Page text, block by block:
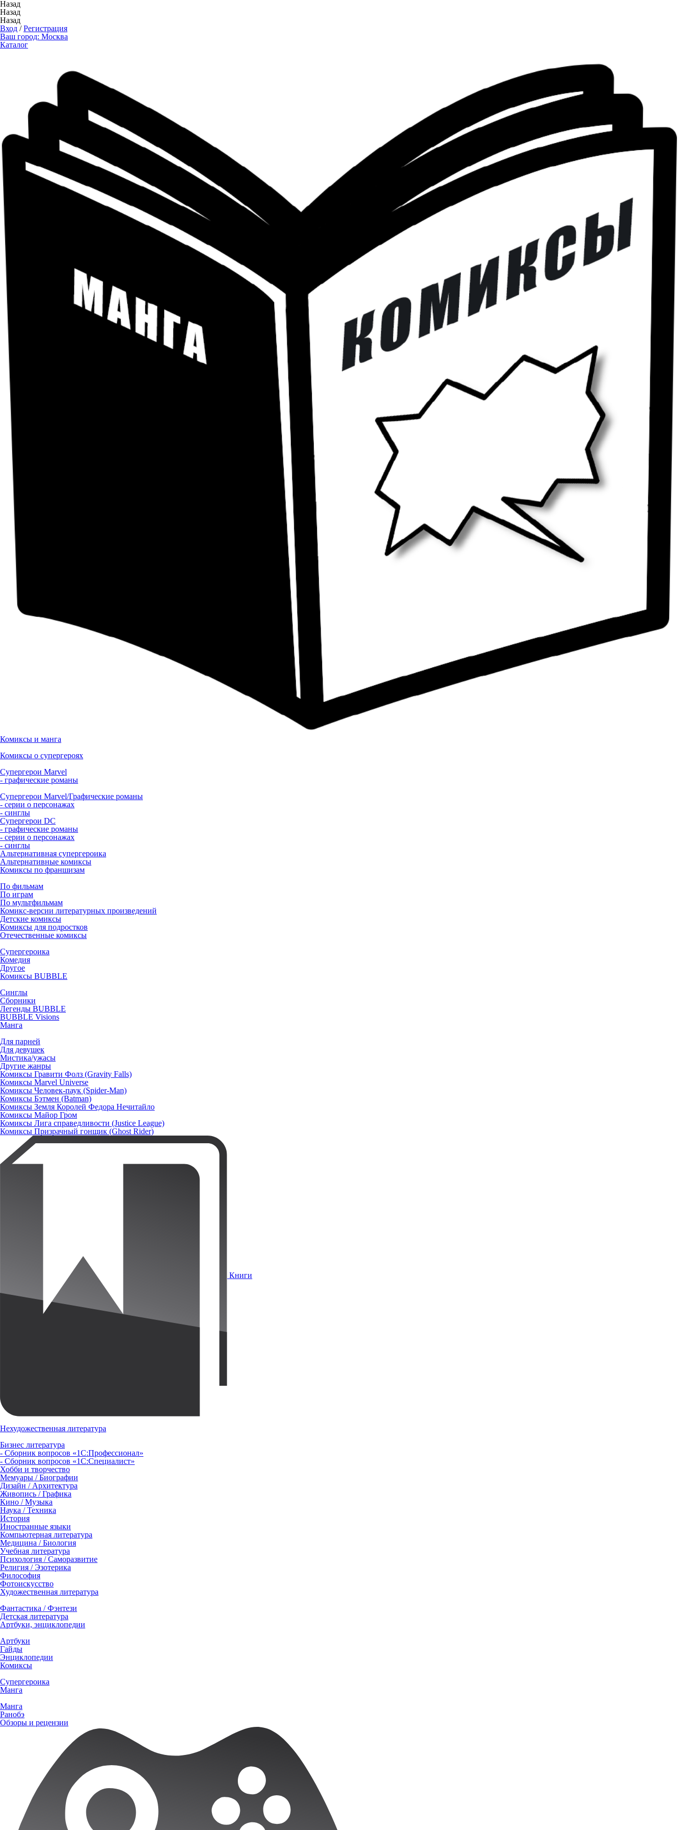
Назад
Назад
Назад
Вход /Регистрация
Ваш город: Москва
Каталог
Комиксы и манга
Комиксы о супергероях
Супергерои Marvel
- графические романы
Супергерои Marvel/Графические романы
- серии о персонажах
- синглы
Супергерои DC
- графические романы
- серии о персонажах
- синглы
Альтернативная супергероика
Альтернативные комиксы
Комиксы по франшизам
По фильмам
По играм
По мультфильмам
Комикс-версии литературных произведений
Детские комиксы
Комиксы для подростков
Отечественные комиксы
Супергероика
Комедия
Другое
Комиксы BUBBLE
Синглы
Сборники
Легенды BUBBLE
BUBBLE Visions
Манга
Для парней
Для девушек
Мистика/ужасы
Другие жанры
Комиксы Гравити Фолз (Gravity Falls)
Комиксы Marvel Universe
Комиксы Человек-паук (Spider-Man)
Комиксы Бэтмен (Batman)
Комиксы Земля Королей Федора Нечитайло
Комиксы Майор Гром
Комиксы Лига справедливости (Justice League)
Комиксы Призрачный гонщик (Ghost Rider)
Книги
Нехудожественная литература
Бизнес литература
- Сборник вопросов «1С:Профессионал»
- Сборник вопросов «1С:Специалист»
Хобби и творчество
Мемуары / Биографии
Дизайн / Архитектура
Живопись / Графика
Кино / Музыка
Наука / Техника
История
Иностранные языки
Компьютерная литература
Медицина / Биология
Учебная литература
Психология / Саморазвитие
Религия / Эзотерика
Философия
Фотоискусство
Художественная литература
Фантастика / Фэнтези
Детская литература
Артбуки, энциклопедии
Артбуки
Гайды
Энциклопедии
Комиксы
Супергероика
Манга
Манга
Ранобэ
Обзоры и рецензии